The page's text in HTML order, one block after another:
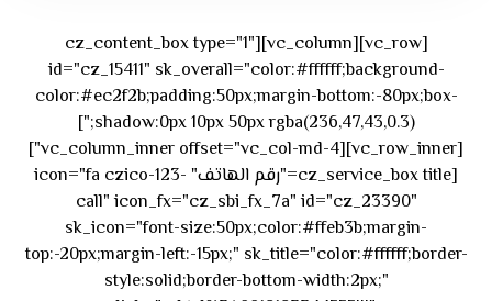
[vc_row][vc_column][cz_content_box type="1"
id="cz_15411" sk_overall="color:#ffffff;background-
color:#ec2f2b;padding:50px;margin-bottom:-80px;box-
shadow:0px 10px 50px rgba(236,47,43,0.3);"]
[vc_row_inner][vc_column_inner offset="vc_col-md-4"]
[cz_service_box title="رقم الهاتف" icon="fa czico-123-
call" icon_fx="cz_sbi_fx_7a" id="cz_23390"
sk_icon="font-size:50px;color:#ffeb3b;margin-
top:-20px;margin-left:-15px;" sk_title="color:#ffffff;border-
style:solid;border-bottom-width:2px;"